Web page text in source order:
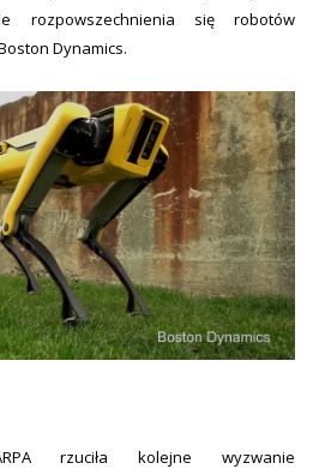
rozpowszechnienia się robotów
Dynamics.
rzuciła kolejne wyzwanie